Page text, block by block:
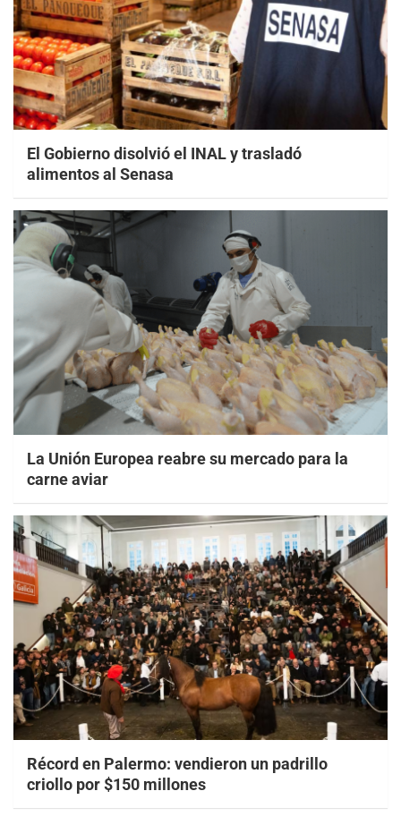
El Gobierno disolvió el INAL y trasladó
alimentos al Senasa
La Unión Europea reabre su mercado para la
carne aviar
Récord en Palermo: vendieron un padrillo
criollo por $150 millones